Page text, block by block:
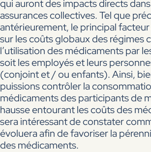
qui auront des impacts directs
assurances collectives. Tel que
antérieurement, le principal
sur les coûts globaux des régimes
l’utilisation des médicaments par
soit les employés et leurs
(conjoint et / ou enfants). Ainsi,
puissions contrôler la
médicaments des participants de
hausse entourant les coûts des
sera intéressant de constater
évoluera afin de favoriser la
des médicaments.